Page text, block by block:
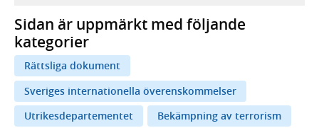
Sidan är uppmärkt med följande
kategorier
Rättsliga dokument
Sveriges internationella överenskommelser
Utrikesdepartementet
Bekämpning av terrorism